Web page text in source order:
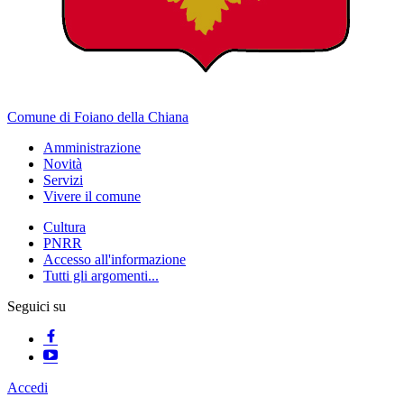
Comune di Foiano della Chiana
Amministrazione
Novità
Servizi
Vivere il comune
Cultura
PNRR
Accesso all'informazione
Tutti gli argomenti...
Seguici su
Accedi